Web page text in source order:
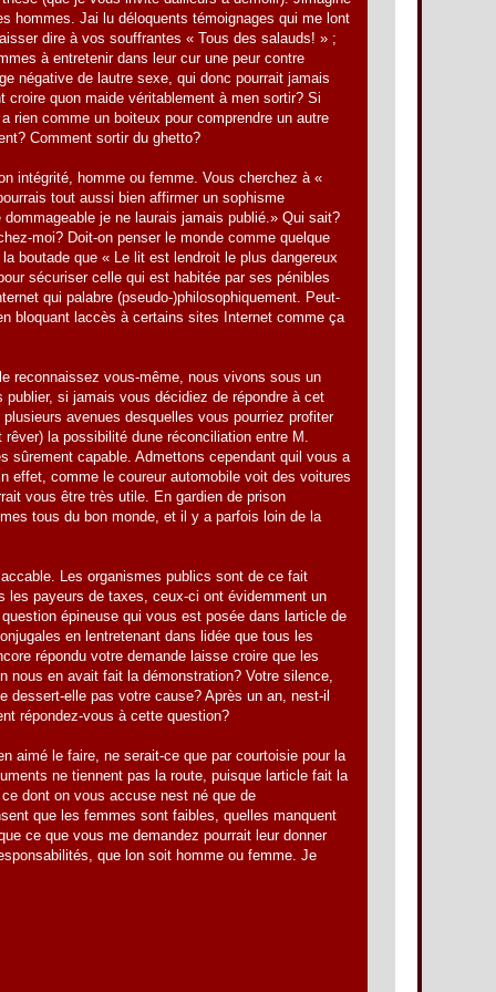
Jai lu déloquents témoignages qui me lont
dire à vos souffrantes « Tous des salauds! » ;
à entretenir dans leur cur une peur contre
négative de lautre sexe, qui donc pourrait jamais
quon maide véritablement à men sortir? Si
a rien comme un boiteux pour comprendre un autre
Comment sortir du ghetto?
intégrité, homme ou femme. Vous cherchez à «
tout aussi bien affirmer un sophisme
je ne laurais jamais publié.» Qui sait?
moi? Doit-on penser le monde comme quelque
boutade que « Le lit est lendroit le plus dangereux
sécuriser celle qui est habitée par ses pénibles
qui palabre (pseudo-)philosophiquement. Peut-
bloquant laccès à certains sites Internet comme ça
reconnaissez vous-même, nous vivons sous un
publier, si jamais vous décidiez de répondre à cet
avenues desquelles vous pourriez profiter
la possibilité dune réconciliation entre M.
sûrement capable. Admettons cependant quil vous a
effet, comme le coureur automobile voit des voitures
vous être très utile. En gardien de prison
tous du bon monde, et il y a parfois loin de la
Les organismes publics sont de ce fait
les payeurs de taxes, ceux-ci ont évidemment un
épineuse qui vous est posée dans larticle de
en lentretenant dans lidée que tous les
répondu votre demande laisse croire que les
nous en avait fait la démonstration? Votre silence,
elle pas votre cause? Après un an, nest-il
répondez-vous à cette question?
aimé le faire, ne serait-ce que par courtoisie pour la
ne tiennent pas la route, puisque larticle fait la
dont on vous accuse nest né que de
que les femmes sont faibles, quelles manquent
ce que vous me demandez pourrait leur donner
que lon soit homme ou femme. Je